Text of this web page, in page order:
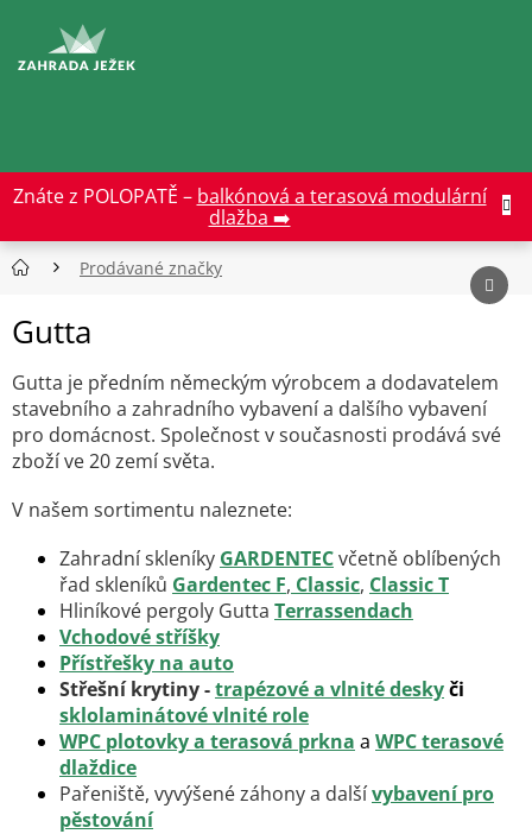
obsah
Znáte z POLOPATĚ – balkónová a terasová modulární
dlažba ➡️
Prodávané značky
Gutta
Gutta je předním německým výrobcem a dodavatelem
stavebního a zahradního vybavení a dalšího vybavení
pro domácnost. Společnost v současnosti prodává své
zboží ve 20 zemí světa.
V našem sortimentu naleznete:
Zahradní skleníky GARDENTECvčetně oblíbených
řad skleníků Gardentec F, Classic, Classic T
Hliníkové pergoly Gutta Terrassendach
Vchodové stříšky
Přístřešky na auto
Střešní krytiny-trapézové a vlnité deskyči
sklolaminátové vlnité role
WPC plotovky a terasová prkna a WPC terasové
dlaždice
Pařeniště, vyvýšené záhony a dalšívybavení pro
pěstování